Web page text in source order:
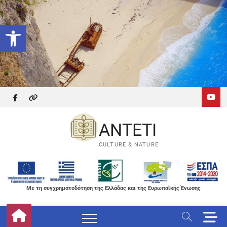
Ανοίξτε τη γραμμή εργαλείων
Skip
to
content
facebook
themefreesia
ANTETI
CULTURE & NATURE
Με τη συγχρηματοδότηση της Ελλάδας και της Ευρωπαϊκής Ένωσης
M
e